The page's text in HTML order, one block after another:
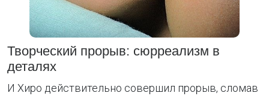
Творческий прорыв: сюрреализм в
деталях
И Хиро действительно совершил прорыв, сломав